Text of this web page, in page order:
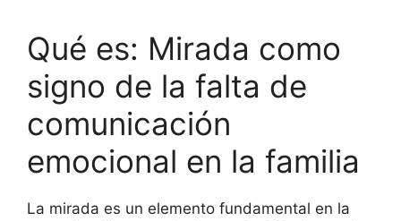
Qué es: Mirada como
signo de la falta de
comunicación
emocional en la familia
La mirada es un elemento fundamental en la